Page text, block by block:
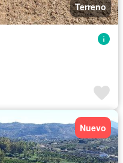
Terreno
Nuevo